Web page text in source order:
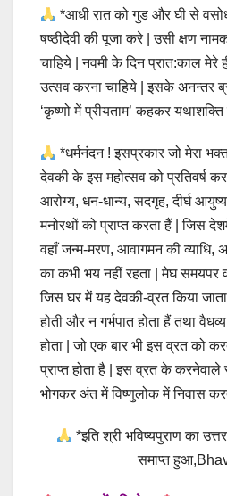
*आधी रात को गुड और घी से
षष्ठीदेवी की पूजा करे | उसी क्षण
चाहिये | नवमी के दिन प्रात:काल मेरे
उत्सव करना चाहिये | इसके अनन्तर
‘कृष्णो में प्रीयताम’ कहकर यथाशक्ति
*धर्मनंदन ! इसप्रकार जो मेरा
देवकी के इस महोत्सव को प्रतिवर्ष
आरोग्य, धन-धान्य, सदगृह, दीर्घ
मनोरथों को प्राप्त करता हैं | जिस
वहाँ जन्म-मरण, आवागमन की व्याधि,
का कभी भय नहीं रहता | मेघ समयपर
जिस घर में यह देवकी-व्रत किया
होती और न गर्भपात होता हैं तथा
होता | जो एक बार भी इस व्रत को
प्राप्त होता है | इस व्रत के
भोगकर अंत में विष्णुलोक में निवास
*इति श्री भविष्यपुराण का
समाप्त